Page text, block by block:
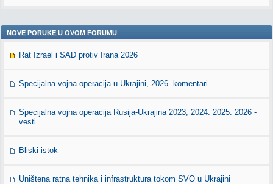
NOVE PORUKE U OVOM FORUMU
Rat Izrael i SAD protiv Irana 2026
Specijalna vojna operacija u Ukrajini, 2026. komentari
Specijalna vojna operacija Rusija-Ukrajina 2023, 2024. 2025. 2026 -
vesti
Bliski istok
Uništena ratna tehnika i infrastruktura tokom SVO u Ukrajini